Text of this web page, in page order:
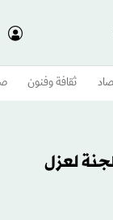
ثقافة وفنون
لعزل